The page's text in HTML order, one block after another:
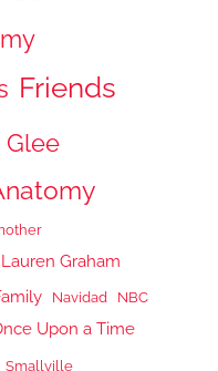
Friends
Glee
Lauren Graham
Navidad
NBC
Upon a Time
Smallville